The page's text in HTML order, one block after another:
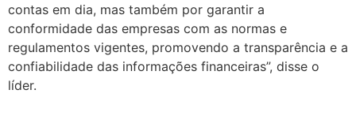
contas em dia, mas também por garantir a
conformidade das empresas com as normas e
regulamentos vigentes, promovendo a transparência e a
confiabilidade das informações financeiras”, disse o
líder.